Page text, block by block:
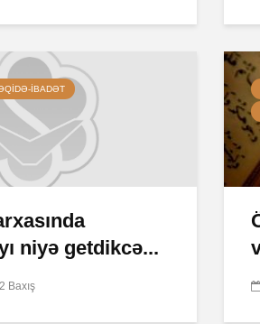
IBADƏT
niyə getdikcə...
Baxış